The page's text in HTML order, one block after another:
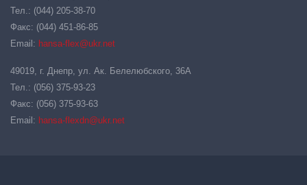
Тел.: (044) 205-38-70
Факс: (044) 451-86-85
Email: hansa-flex@ukr.net
49019, г. Днепр, ул. Ак. Белелюбского, 36А
Тел.: (056) 375-93-23
Факс: (056) 375-93-63
Email: hansa-flexdn@ukr.net